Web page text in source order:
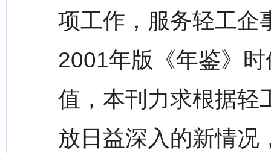
项工作，服务轻工企
2001年版《年鉴》
值，本刊力求根据轻
放日益深入的新情况